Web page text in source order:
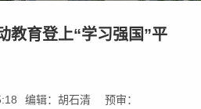
教育登上“学习强国”平
编辑：胡石清
预审：